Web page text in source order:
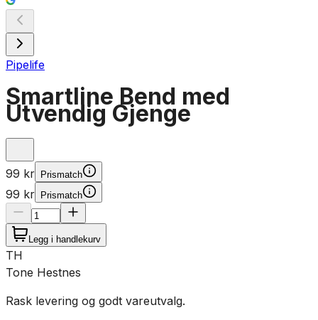
Pipelife
Smartline Bend med
Utvendig Gjenge
99 kr Prismatch
99 kr Prismatch
Legg i handlekurv
TH
Tone Hestnes
Rask levering og godt vareutvalg.